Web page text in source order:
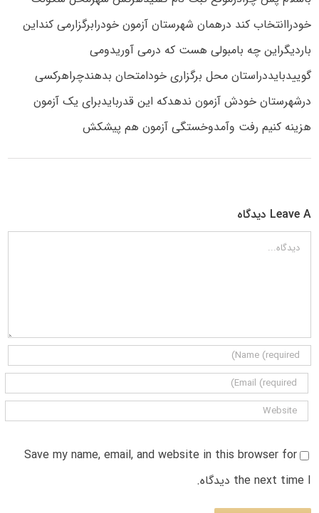
خودراانتخاب کند درهمان شهرستان آزمون خودرابرگزارمی کنداین
باردیگراین چه بامبولی هست که درمی آوریدومی
گوییدبایددراستان محل برگزاری خودامتحان بدهندچراهرکسی
درشهرستان خودش آزمون ندهدکه این قدربایدبرای یک آزمون
هزینه کنیم رفت وآمدوخستگی آزمون هم پیشکش
Leave A دیدگاه
دیدگاه
Save my name, email, and website in this browser for
the next time I دیدگاه.